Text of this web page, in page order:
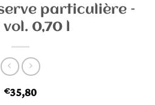
particulière –
vol. 0,70 l
€35,80